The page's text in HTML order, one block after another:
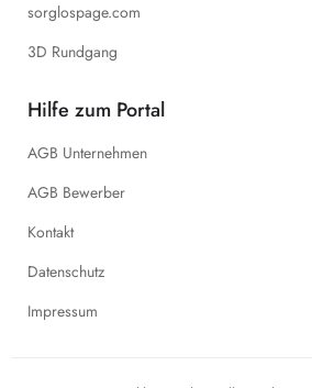
sorglospage.com
3D Rundgang
Hilfe zum Portal
AGB Unternehmen
AGB Bewerber
Kontakt
Datenschutz
Impressum